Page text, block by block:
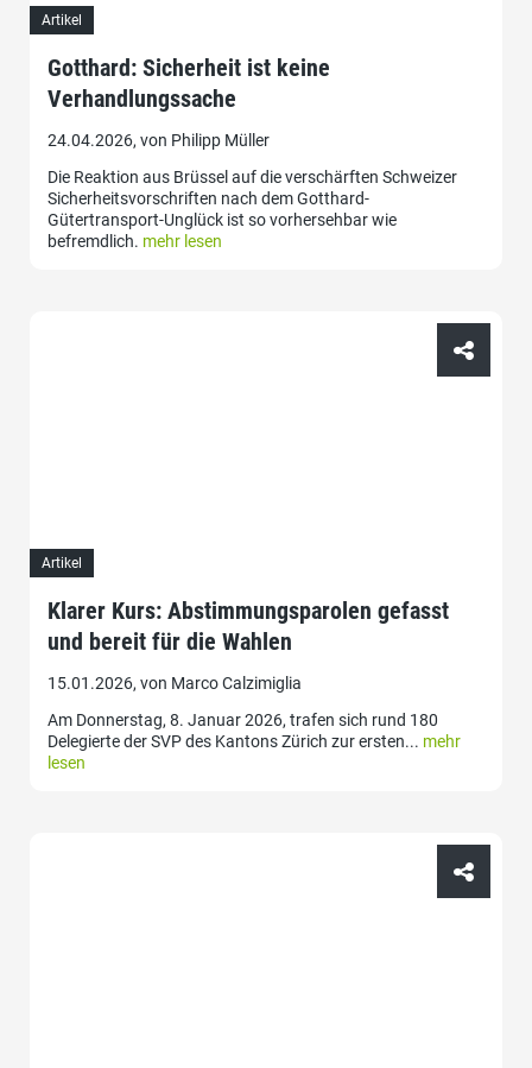
Artikel
Gotthard: Sicherheit ist keine
Verhandlungssache
24.04.2026, von Philipp Müller
Die Reaktion aus Brüssel auf die verschärften Schweizer
Sicherheitsvorschriften nach dem Gotthard-
Gütertransport-Unglück ist so vorhersehbar wie
befremdlich. mehr lesen
Artikel
Klarer Kurs: Abstimmungsparolen gefasst
und bereit für die Wahlen
15.01.2026, von Marco Calzimiglia
Am Donnerstag, 8. Januar 2026, trafen sich rund 180
Delegierte der SVP des Kantons Zürich zur ersten... mehr
lesen